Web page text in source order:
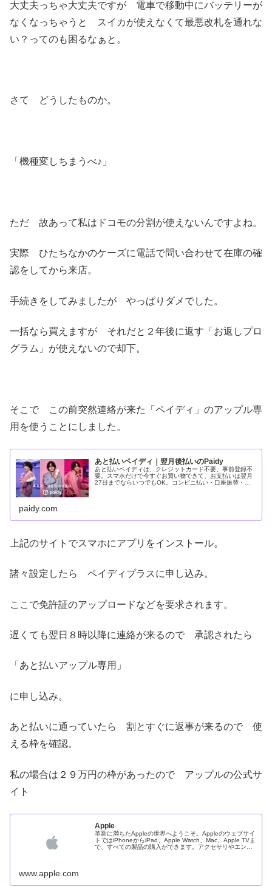
大丈夫っちゃ大丈夫ですが 電車で移動中にバッテリーが
なくなっちゃうと スイカが使えなくて最悪改札を通れな
い？ってのも困るなぁと。
さて どうしたものか。
「機種変しちまうべ♪」
ただ 故あって私はドコモの分割が使えないんですよね。
実際 ひたちなかのケーズに電話で問い合わせて在庫の確
認をしてから来店。
手続きをしてみましたが やっぱりダメでした。
一括なら買えますが それだと２年後に返す「お返しプロ
グラム」が使えないので却下。
そこで この前突然連絡が来た「ペイディ」のアップル専
用を使うことにしました。
あと払いペイディ｜翌月後払いのPaidy
あと払いペイディは、クレジットカード不要、事前登録不
要。スマホだけで今すぐお買い物できて、お支払いは翌月
27日までならいつでもOK。コンビニ払い・口座振替・銀
paidy.com
上記のサイトでスマホにアプリをインストール。
諸々設定したら ペイディプラスに申し込み。
ここで免許証のアップロードなどを要求されます。
遅くても翌日８時以降に連絡が来るので 承認されたら
「あと払いアップル専用」
に申し込み。
あと払いに通っていたら 割とすぐに返事が来るので 使
える枠を確認。
私の場合は２９万円の枠があったので アップルの公式サ
イト
Apple
革新に満ちたAppleの世界へようこそ。Appleのウェブサイ
トではiPhoneからiPad、Apple Watch、Mac、Apple TVま
で、すべての製品の購入ができます。アクセサリやエンタ
www.apple.com